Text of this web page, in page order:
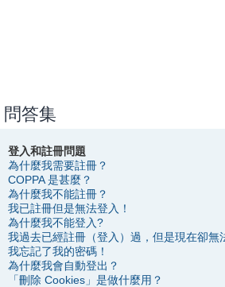
問答集
登入和註冊問題
為什麼我需要註冊？
COPPA 是甚麼？
為什麼我不能註冊？
我已註冊但是無法登入！
為什麼我不能登入?
我過去已經註冊（登入）過，但是現在卻無
我忘記了我的密碼！
為什麼我會自動登出？
「刪除 Cookies」是做什麼用？